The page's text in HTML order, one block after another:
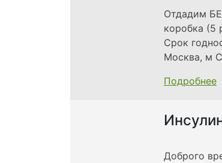
Отдадим
коробка (5
Срок
Москва, м
Подробнее
Доброго